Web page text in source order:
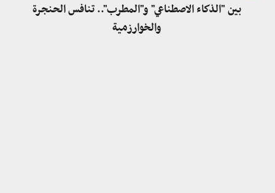
بين "الذكاء الاصطناعي" و"المطرب".. تنافس الحنجرة
والخوارزمية